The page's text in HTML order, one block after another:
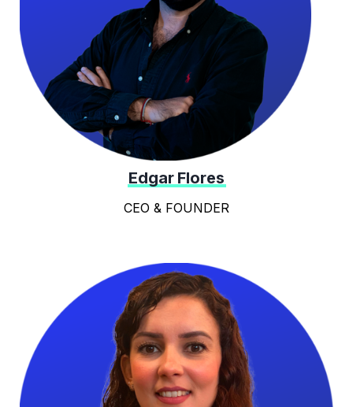
Edgar Flores
CEO & FOUNDER